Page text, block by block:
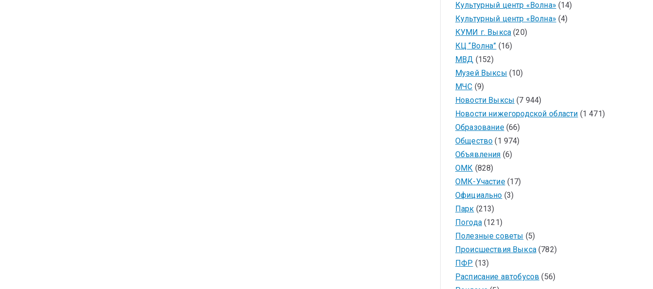
Культурный центр «Волна» (14)
Культурный центр «Волна» (4)
КУМИ г. Выкса (20)
КЦ “Волна” (16)
МВД (152)
Музей Выксы (10)
МЧС (9)
Новости Выксы (7 944)
Новости нижегородской области (1 471)
Образование(66)
Общество (1 974)
Объявления (6)
ОМК (828)
ОМК-Участие(17)
Официально (3)
Парк (213)
Погода(121)
Полезные советы (5)
Происшествия Выкса(782)
ПФР (13)
Расписание автобусов (56)